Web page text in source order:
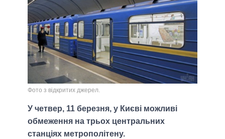
Фото з відкритих джерел.
У четвер, 11 березня, у Києві можливі
обмеження на трьох центральних
станціях метрополітену.